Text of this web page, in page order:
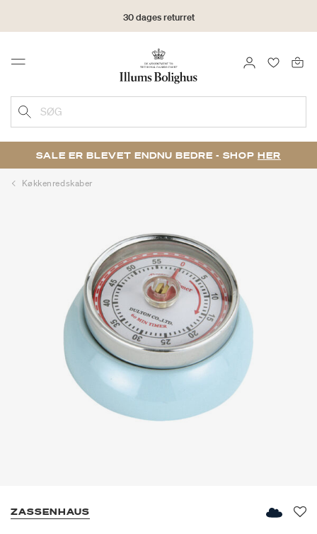
30 dages returret
Menu LOG IND
SØG
SALE ER BLEVET ENDNU BEDRE - SHOP HER
Køkkenredskaber
ZASSENHAUS